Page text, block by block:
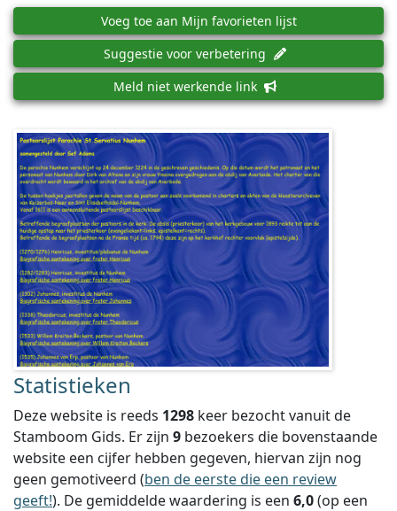
Voeg toe aan Mijn favorieten lijst
Suggestie voor verbetering
Meld niet werkende link
Statistieken
Deze website is reeds 1298 keer bezocht vanuit de
Stamboom Gids. Er zijn 9 bezoekers die bovenstaande
website een cijfer hebben gegeven, hiervan zijn nog
geen gemotiveerd (ben de eerste die een review
geeft!). De gemiddelde waardering is een 6,0(op een